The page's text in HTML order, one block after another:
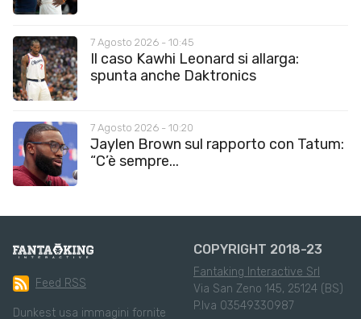
7 Agosto 2026 - 10:45
Il caso Kawhi Leonard si allarga:
spunta anche Daktronics
7 Agosto 2026 - 10:20
Jaylen Brown sul rapporto con Tatum:
“C’è sempre...
Feed RSS
Dunkest usa immagini fornite
COPYRIGHT 2018-23
Fantaking Interactive Srl
Via San Zeno 145, 25124 (BS)
P.Iva 03549330987